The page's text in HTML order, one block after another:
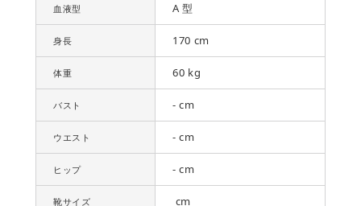
血液型 A 型
身長 170 cm
体重 60 kg
バスト - cm
ウエスト - cm
ヒップ - cm
靴サイズ cm